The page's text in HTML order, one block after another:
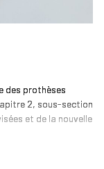
des prothèses
2, sous-section
et de la nouvelle